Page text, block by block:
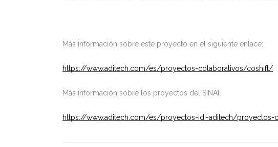
Más información sobre este proyecto en el siguiente enlace:
https://www.aditech.com/es/proyectos-colaborativos/coshift/
Más información sobre los proyectos del SINAI:
https://www.aditech.com/es/proyectos-idi-aditech/proyectos-